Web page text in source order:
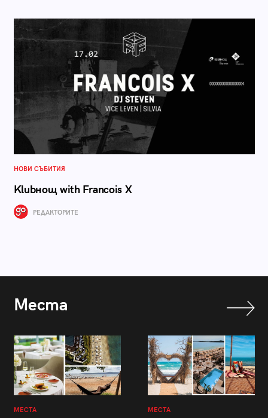
НОВИ СЪБИТИЯ
Klubнощ with Francois X
РЕДАКТОРИТЕ
Места
МЕСТА МЕСТА